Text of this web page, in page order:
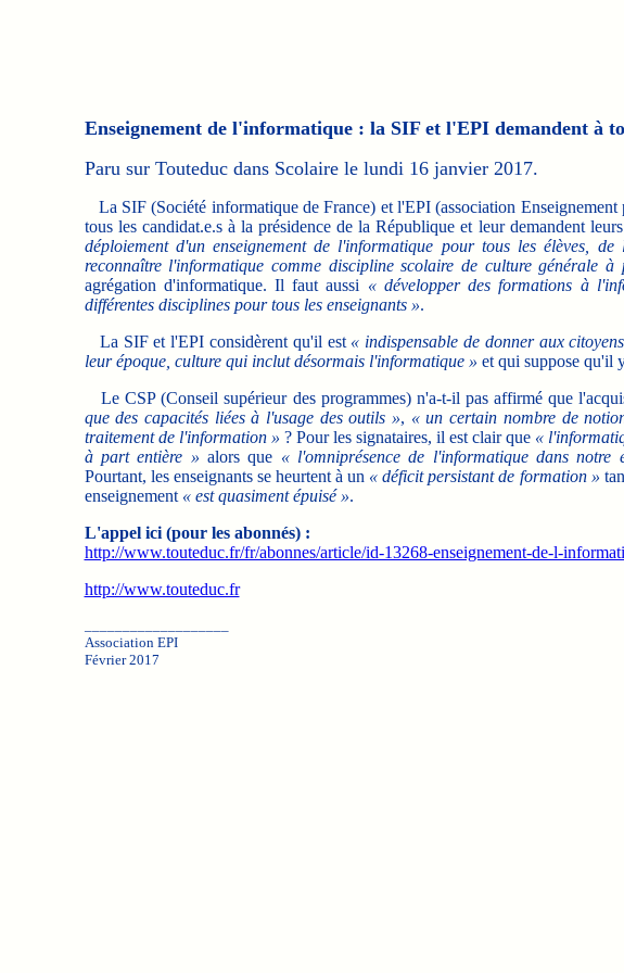
Enseignement de l'informatique : la SIF et l'EPI demandent à
Paru sur Touteduc dans Scolaire le lundi 16 janvier 2017.
La SIF (Société informatique de France) et l'EPI (association
tous les candidat.e.s à la présidence de la République et leur demandent
déploiement d'un enseignement de l'informatique pour tous les élèves,
reconnaître l'informatique comme discipline scolaire de culture générale à
agrégation d'informatique. Il faut aussi « développer des formations à
différentes disciplines pour tous les enseignants ».
La SIF et l'EPI considèrent qu'il est « indispensable de donner aux
leur époque, culture qui inclut désormais l'informatique » et qui suppose qu'il
Le CSP (Conseil supérieur des programmes) n'a-t-il pas affirmé que
que des capacités liées à l'usage des outils », « un certain nombre de
traitement de l'information » ? Pour les signataires, il est clair que «
à part entière » alors que « l'omniprésence de l'informatique dans notre
Pourtant, les enseignants se heurtent à un « déficit persistant de formation »
enseignement « est quasiment épuisé ».
L'appel ici (pour les abonnés) :
http://www.touteduc.fr/fr/abonnes/article/id-13268-enseignement-de-l-
http://www.touteduc.fr
Association EPI
Février 2017